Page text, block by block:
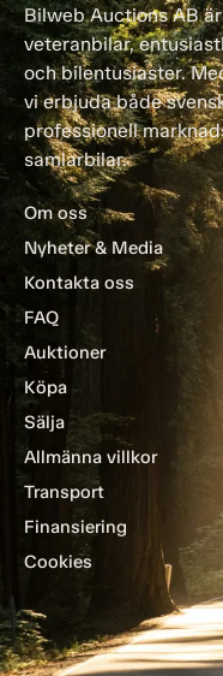
Bilweb Auctions AB
veteranbilar,
och bilentusiaster.
vi erbjuda både
professionell
samlarbilar.
Om oss
Nyheter & Media
Kontakta oss
FAQ
Auktioner
Köpa
Sälja
Allmänna villkor
Transport
Finansiering
Cookies